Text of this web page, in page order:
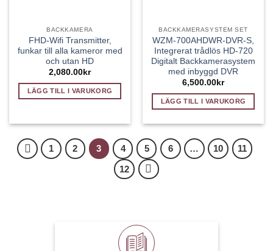
BACKKAMERA
FHD-Wifi Transmitter,
funkar till alla kameror med
och utan HD
2,080.00 kr
LÄGG TILL I VARUKORG
BACKKAMERASYSTEM SET
WZM-700AHDWR-DVR-S,
Integrerat trådlös HD-720
Digitalt Backkamerasystem
med inbyggd DVR
6,500.00 kr
LÄGG TILL I VARUKORG
1 2 3 4 5 6 … 10
11
12